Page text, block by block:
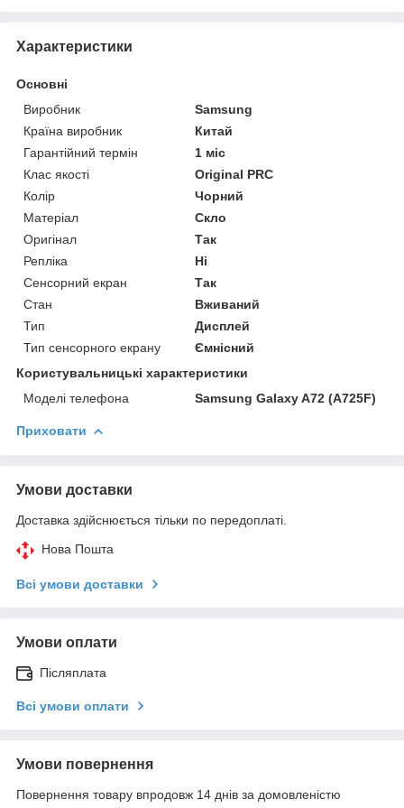
Характеристики
Основні
Виробник
Samsung
Країна виробник
Китай
Гарантійний термін
1 міс
Клас якості
Original PRC
Колір
Чорний
Матеріал
Скло
Оригінал
Так
Репліка
Ні
Сенсорний екран
Так
Стан
Вживаний
Тип
Дисплей
Тип сенсорного екрану
Ємнісний
Користувальницькі характеристики
Моделі телефона
Samsung Galaxy A72 (A725F)
Приховати
Умови доставки
Доставка здійснюється тільки по передоплаті.
Нова Пошта
Всі умови доставки
Умови оплати
Післяплата
Всі умови оплати
Умови повернення
Повернення товару впродовж 14 днів за домовленістю